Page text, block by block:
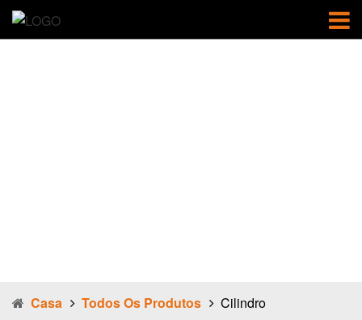
Casa Todos Os Produtos Cilindro